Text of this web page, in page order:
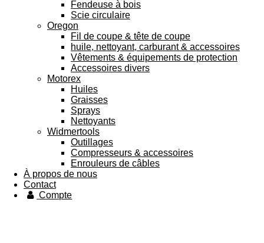
Fendeuse à bois
Scie circulaire
Oregon
Fil de coupe & tête de coupe
huile, nettoyant, carburant & accessoires
Vêtements & équipements de protection
Accessoires divers
Motorex
Huiles
Graisses
Sprays
Nettoyants
Widmertools
Outillages
Compresseurs & accessoires
Enrouleurs de câbles
À propos de nous
Contact
Compte